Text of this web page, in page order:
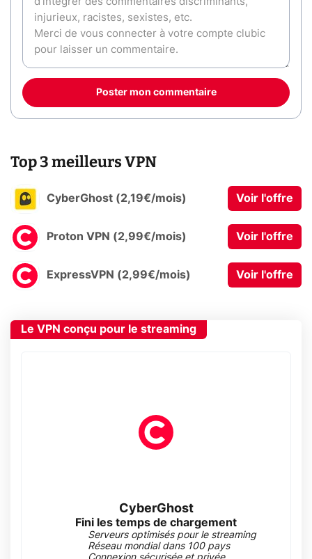
Poster mon commentaire
Top 3 meilleurs VPN
CyberGhost (2,19€/mois) Voir l'offre
Proton VPN (2,99€/mois) Voir l'offre
ExpressVPN (2,99€/mois) Voir l'offre
Le VPN conçu pour le streaming
CyberGhost
Fini les temps de chargement
Serveurs optimisés pour le streaming
Réseau mondial dans 100 pays